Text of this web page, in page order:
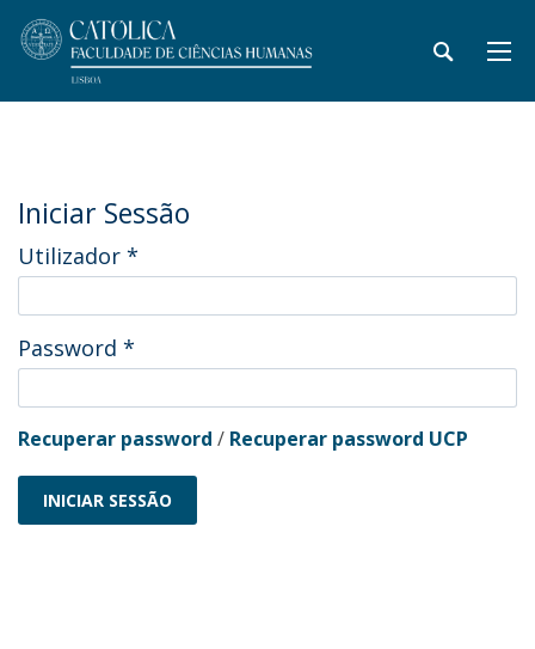
Iniciar Sessão
Utilizador *
Password *
Recuperar password / Recuperar password UCP
INICIAR SESSÃO